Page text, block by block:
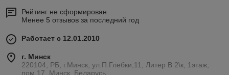
Рейтинг не сформирован
Менее 5 отзывов за последний год
Работает с 12.01.2010
г. Минск
220104, РБ, г.Минск, ул.П.Глебки,11, Литер В 2\к, 1этаж,
пом.17, Минск, Беларусь